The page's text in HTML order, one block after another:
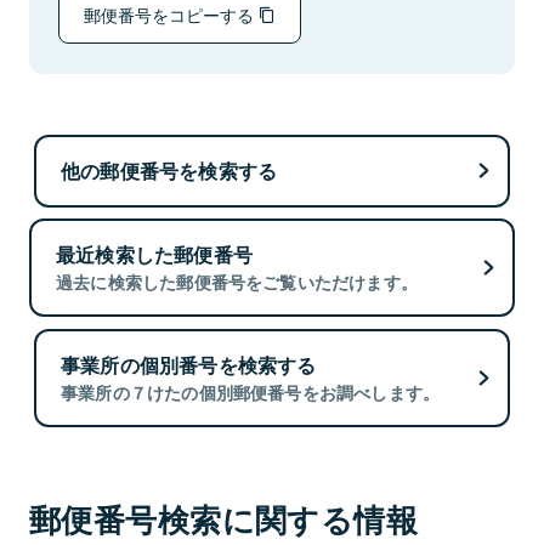
郵便番号をコピーする
他の郵便番号を検索する
最近検索した郵便番号
過去に検索した郵便番号をご覧いただけます。
事業所の個別番号を検索する
事業所の７けたの個別郵便番号をお調べします。
郵便番号検索に関する情報